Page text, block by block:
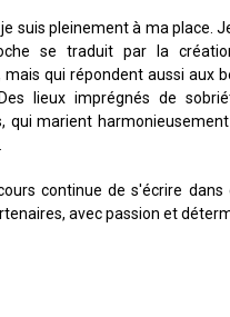
je suis pleinement à ma place.
se traduit par la
mais qui répondent aussi aux
lieux imprégnés de
qui marient
continue de s'écrire
avec passion et